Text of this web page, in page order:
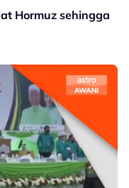
Hormuz sehingga